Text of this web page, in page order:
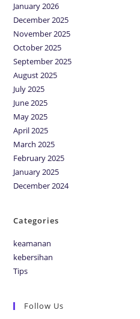
January 2026
December 2025
November 2025
October 2025
September 2025
August 2025
July 2025
June 2025
May 2025
April 2025
March 2025
February 2025
January 2025
December 2024
Categories
keamanan
kebersihan
Tips
Follow Us